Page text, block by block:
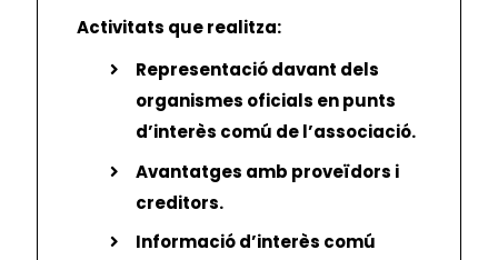
Activitats que realitza:
Representació davant dels
organismes oficials en punts
d’interès comú de l’associació.
Avantatges amb proveïdors i
creditors.
Informació d’interès comú